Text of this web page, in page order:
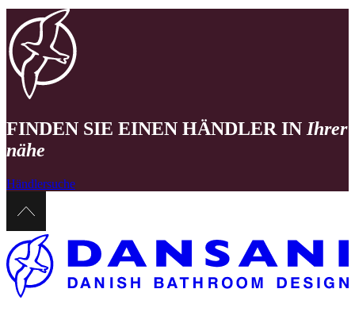
FINDEN SIE EINEN HÄNDLER IN Ihrer
nähe
Händlersuche